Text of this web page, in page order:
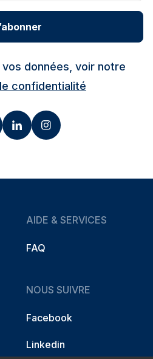
données, voir notre
confidentialité
AIDE & SERVICES
FAQ
NOUS SUIVRE
Facebook
Linkedin